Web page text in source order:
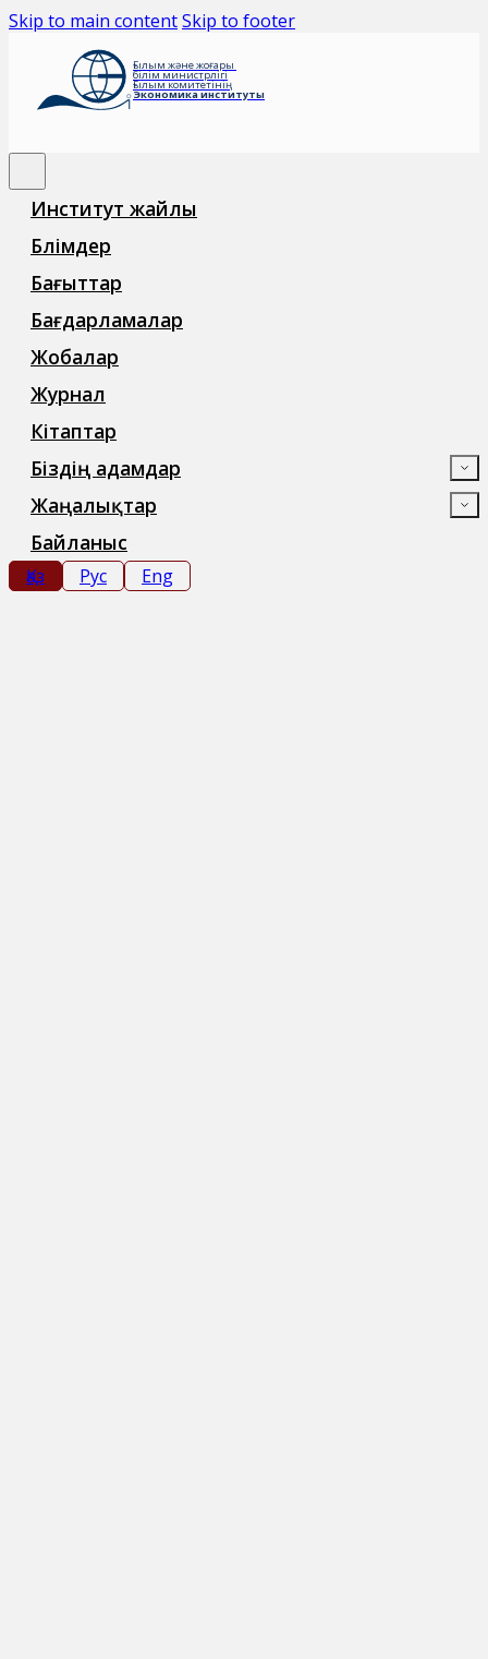
Skip to main contentSkip to footer
Ғылым және жоғары
білім министрлігі
Ғылым комитетінің
Экономика институты
Институт жайлы
Бөлімдер
Бағыттар
Бағдарламалар
Жобалар
Журнал
Кітаптар
Біздің адамдар
Жаңалықтар
Байланыс
Қаз Рус Eng